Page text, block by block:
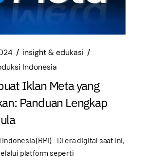
insight & edukasi
Indonesia
Iklan Meta yang
Panduan Lengkap
(RPI) – Di era digital saat ini,
platform seperti